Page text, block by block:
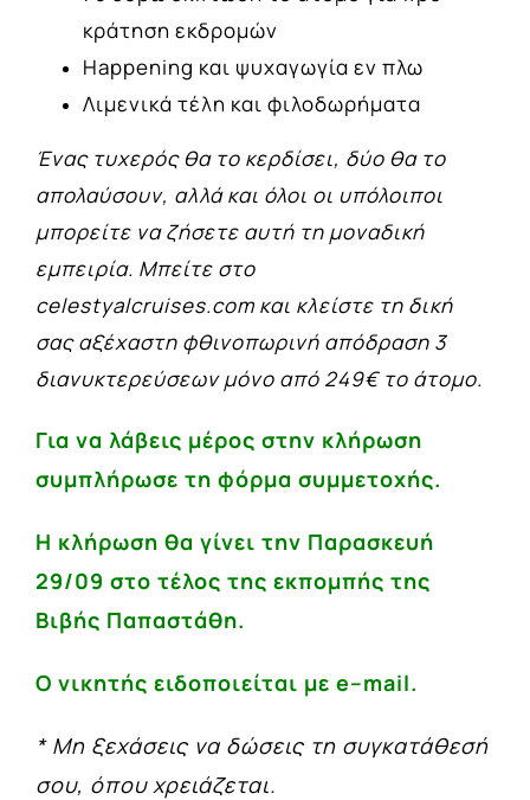
κράτηση εκδρομών
Happening και ψυχαγωγία εν πλω
Λιμενικά τέλη και φιλοδωρήματα
Ένας τυχερός θα το κερδίσει, δύο θα το
απολαύσουν, αλλά και όλοι οι υπόλοιποι
μπορείτε να ζήσετε αυτή τη μοναδική
εμπειρία. Μπείτε στο
celestyalcruises.com και κλείστε τη δική
σας αξέχαστη φθινοπωρινή απόδραση 3
διανυκτερεύσεων μόνο από 249€το άτομο.
Για να λάβεις μέρος στην κλήρωση
συμπλήρωσε τη φόρμα συμμετοχής.
Η κλήρωση θα γίνει την Παρασκευή
29/09 στο τέλος της εκπομπής της
Βιβής Παπαστάθη.
Ο νικητής ειδοποιείται με e–mail.
* Μη ξεχάσεις να δώσεις τη συγκατάθεσή
σου, όπου χρειάζεται.